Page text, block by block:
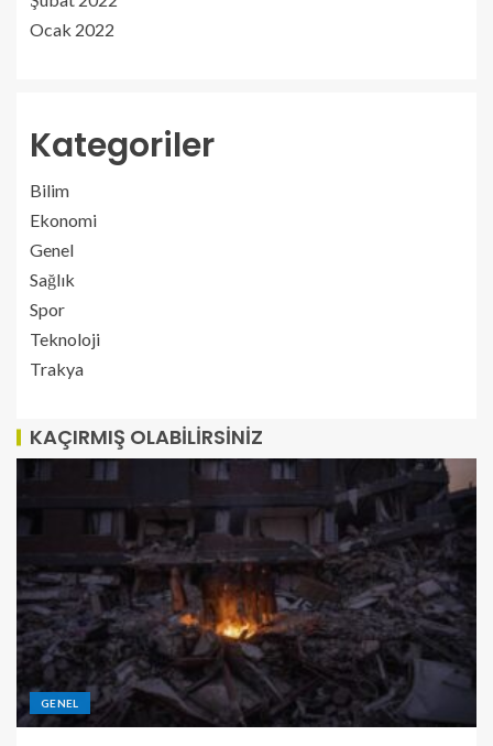
Ocak 2022
Kategoriler
Bilim
Ekonomi
Genel
Sağlık
Spor
Teknoloji
Trakya
KAÇIRMIŞ OLABILIRSINIZ
GENEL